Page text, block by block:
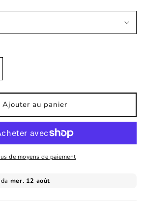
Ajouter au panier
de moyens de paiement